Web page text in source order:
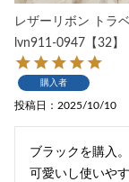
レザーリボン トラ
lvn911-0947【32】
購入者
投稿日 2025/10/10
ブラックを購入。
可愛いし使いや